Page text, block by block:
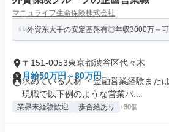
マニュライフ生命保険株式会社
外資系大手の安定基盤有◎年収3000万～
〒151-0053東京都渋谷区代々木
月給50万円～80万円
求めている人材 ・金融営業経験また
現職で以下例のような営業パ...
業界未経験歓迎 歩合給あり +30個